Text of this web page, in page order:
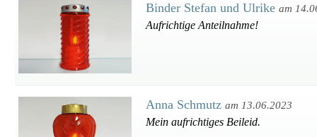
Binder Stefan und Ulrike am
Aufrichtige Anteilnahme!
Anna Schmutz am 13.06.2023
Mein aufrichtiges Beileid.